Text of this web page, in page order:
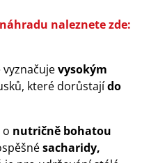
naleznete zde:
vysokým
které dorůstajído
o nutričně bohatou
sacharidy,